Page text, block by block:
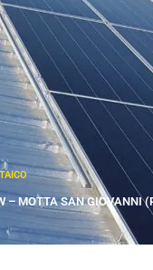
– MOTTA SAN GIOVANNI